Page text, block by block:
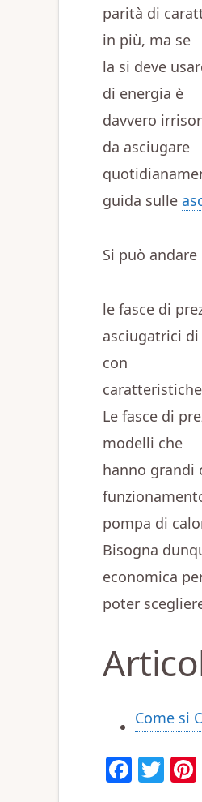
parità di
in più, ma se
la si deve
di energia è
davvero
da asciugare
guida sulle
Si può
le fasce di
asciugatrici
con
Le fasce di
modelli che
hanno grandi
pompa di
Bisogna
economica
poter
Come si
F
T